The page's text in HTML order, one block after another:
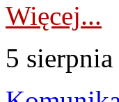
Więcej...
5